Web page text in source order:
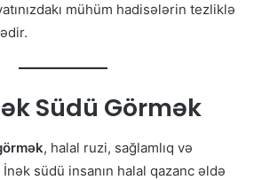
mühüm hadisələrin tezliklə
Südü Görmək
, halal ruzi, sağlamlıq və
südü insanın halal qazanc əldə